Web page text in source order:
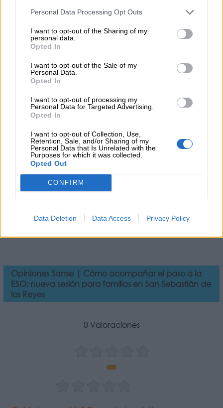
Personal Data Processing Opt Outs
I want to opt-out of the Sharing of my
personal data.
Opted In
I want to opt-out of the Sale of my
Personal Data.
Opted In
I want to opt-out of processing my
Personal Data for Targeted Advertising.
Opted In
I want to opt-out of Collection, Use,
Retention, Sale, and/or Sharing of my
Personal Data that Is Unrelated with the
Purposes for which it was collected.
Opted Out
CONFIRM
Data Deletion Data Access Privacy Policy
COMPARTIR:
Opiniones Sanse | Cómo acompañar el paso a la
ESO: nueva sesión para familias en San Sebastián de
los Reyes
0 Valoraciones